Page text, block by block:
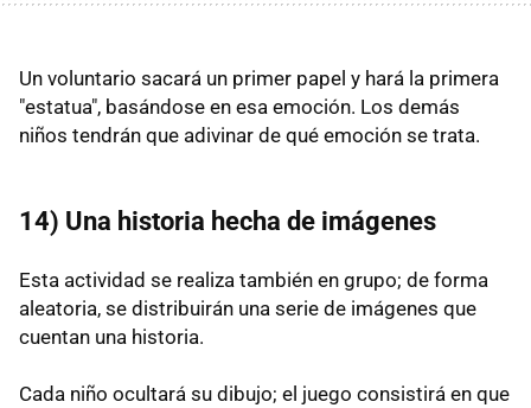
Un voluntario sacará un primer papel y hará la primera
"estatua", basándose en esa emoción. Los demás
niños tendrán que adivinar de qué emoción se trata.
14) Una historia hecha de imágenes
Esta actividad se realiza también en grupo; de forma
aleatoria, se distribuirán una serie de imágenes que
cuentan una historia.
Cada niño ocultará su dibujo; el juego consistirá en que